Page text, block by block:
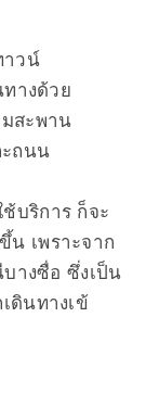
าวน์
างด้วย
สะพาน
ะถนน
บริการ ก็จะ
น เพราะจาก
างซื่อ ซึ่งเป็น
ดินทางเข้